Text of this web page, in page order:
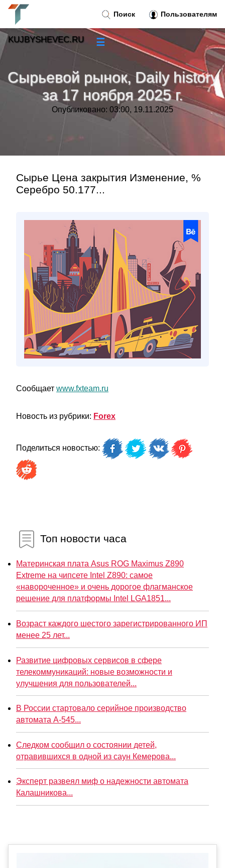
Сырьевой рынок, Daily history
за 17 ноября 2025 г.
Опубликовано: 03:00, 19.11.2025
Сырье Цена закрытия Изменение, %
Серебро 50.177...
Сообщает www.fxteam.ru
Новость из рубрики: Forex
Поделиться новостью:
Топ новости часа
Материнская плата Asus ROG Maximus Z890
Extreme на чипсете Intel Z890: самое
«навороченное» и очень дорогое флагманское
решение для платформы Intel LGA1851...
Возраст каждого шестого зарегистрированного ИП
менее 25 лет...
Развитие цифровых сервисов в сфере
телекоммуникаций: новые возможности и
улучшения для пользователей...
В России стартовало серийное производство
автомата А-545...
Следком сообщил о состоянии детей,
отравившихся в одной из саун Кемерова...
Эксперт развеял миф о надежности автомата
Калашникова...
Поиск Пользователям
KUJBYSHEVEC.RU ☰
»
Тренды новостей »
»
Контакт»